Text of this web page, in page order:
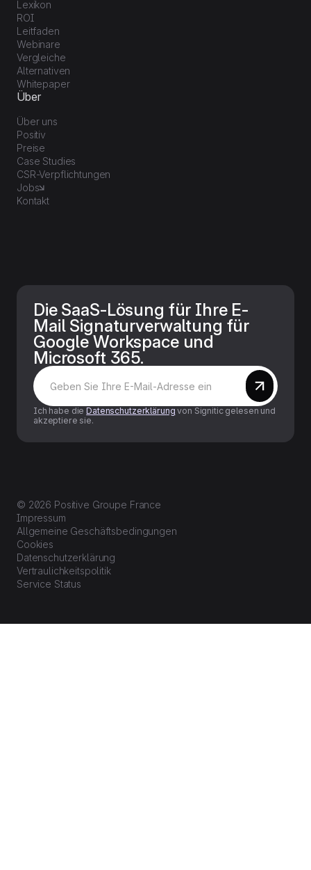
Lexikon
ROI
Leitfaden
Webinare
Vergleiche
Alternativen
Whitepaper
Über
Über uns
Positiv
Preise
Case Studies
CSR-Verpflichtungen
Jobs
Kontakt
Die SaaS-Lösung für Ihre E-
Mail Signaturverwaltung für
Google Workspace und
Microsoft 365.
Ich habe dieDatenschutzerklärung von Signitic gelesen und
akzeptiere sie.
© 2026 Positive Groupe France
Impressum
Allgemeine Geschäftsbedingungen
Cookies
Datenschutzerklärung
Vertraulichkeitspolitik
Service Status